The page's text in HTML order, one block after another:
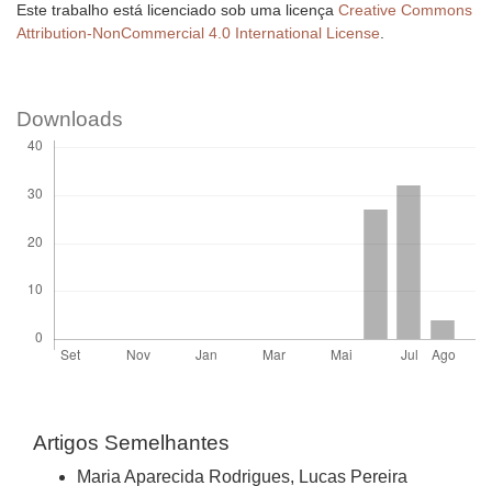
Este trabalho está licenciado sob uma licença Creative Commons
Attribution-NonCommercial 4.0 International License.
Downloads
Artigos Semelhantes
Maria Aparecida Rodrigues, Lucas Pereira